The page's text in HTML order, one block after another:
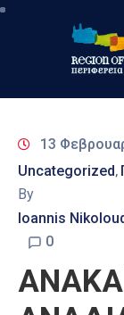
Περιφέρεια
&
Δράσεις
Ψηφιακές
Επικοινωνία
13
Uncategorized‚
By
Ioannis
0